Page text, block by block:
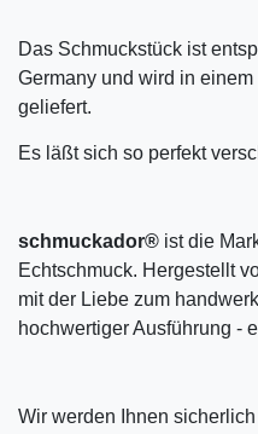
Das Schmuckstück ist
Germany und wird in
geliefert.
Es läßt sich so perfekt
schmuckador® ist die
Echtschmuck. Hergestellt
mit der Liebe zum
hochwertiger Ausführung -
Wir werden Ihnen